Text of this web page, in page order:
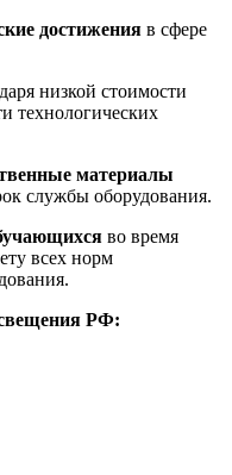
достижения в сфере
низкой стоимости
технологических
материалы
службы оборудования.
во время
всех норм
РФ: